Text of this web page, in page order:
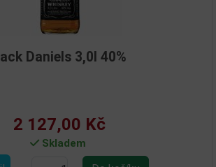
Daniels 3,0l 40%
2 127,00 Kč
Skladem